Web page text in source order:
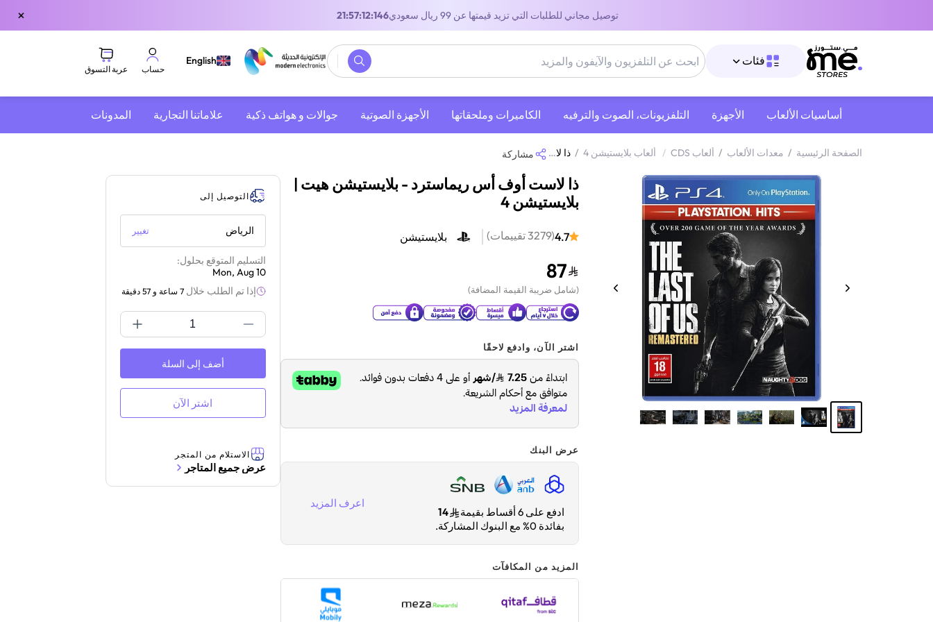
توصيل مجاني للطلبات التي تزيد قيمتها عن 99 ريال سعودي 21:57:12:146
×
فئات English
حساب عربة التسوق
أساسيات الألعاب الأجهزة التلفزيونات، الصوت والترفيه ‫الكاميرات وملحقاتها‬ الأجهزة الصوتية جوالات و هواتف ذكية علاماتنا التجارية المدونات
الصفحة الرئيسية / معدات الألعاب / ألعاب CDS / ألعاب بلايستيشن 4 / ذا لاست أوف أس ريماسترد - بلايستيشن هيت | بلايستيشن 4 مشاركة
ذا لاست أوف أس ريماسترد - بلايستيشن هيت |
بلايستيشن 4
4.7
(
3279تقييمات) بلايستيشن
87
(شامل ضريبة القيمة المضافة)
اشتر الآن، وادفع لاحقًا
عرض البنك
ادفع على 6 أقساط بقيمة
14
بفائدة 0% مع البنوك المشاركة.
اعرف المزيد
المزيد من المكافآت
التوصيل إلى
الرياض تغيير
التسليم المتوقع بحلول:
Mon, Aug 10
إذا تم الطلب خلال 7 ساعة و 57 دقيقة
أضف إلى السلة
اشتر الآن
الاستلام من المتجر
عرض جميع المتاجر